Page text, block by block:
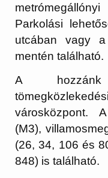
Parkolási
utcában vagy a
mentén található.
A
városközpont.
(M3),
(26, 34, 106 és
848) is található.